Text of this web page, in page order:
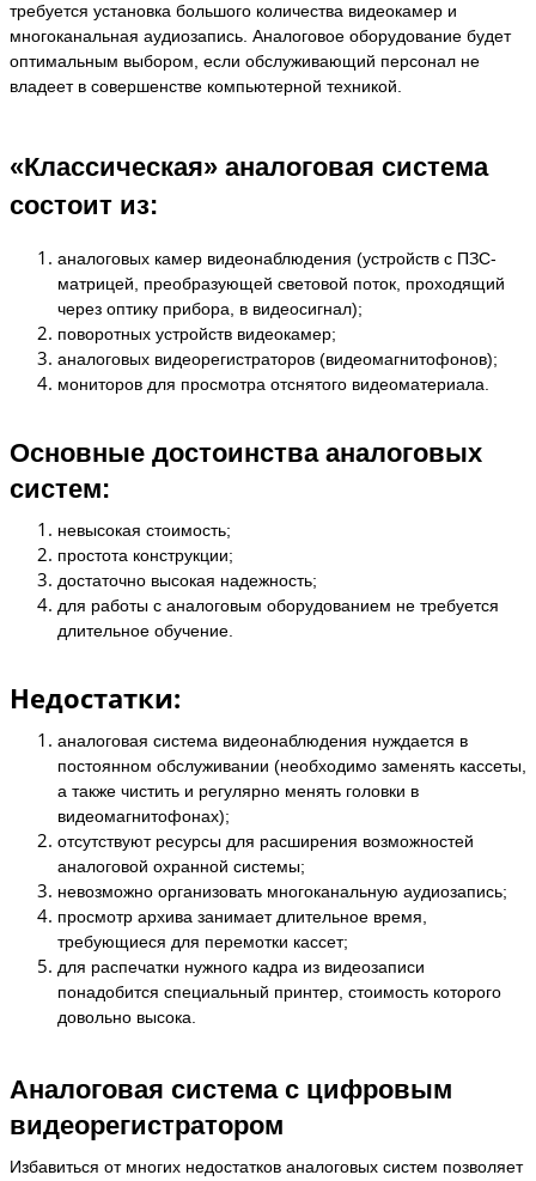
требуется установка большого количества видеокамер и
многоканальная аудиозапись. Аналоговое оборудование будет
оптимальным выбором, если обслуживающий персонал не
владеет в совершенстве компьютерной техникой.
«Классическая» аналоговая система
состоит из:
аналоговых камер видеонаблюдения (устройств с ПЗС-
матрицей, преобразующей световой поток, проходящий
через оптику прибора, в видеосигнал);
поворотных устройств видеокамер;
аналоговых видеорегистраторов (видеомагнитофонов);
мониторов для просмотра отснятого видеоматериала.
Основные достоинства аналоговых
систем:
невысокая стоимость;
простота конструкции;
достаточно высокая надежность;
для работы с аналоговым оборудованием не требуется
длительное обучение.
Недостатки:
аналоговая система видеонаблюдения нуждается в
постоянном обслуживании (необходимо заменять кассеты,
а также чистить и регулярно менять головки в
видеомагнитофонах);
отсутствуют ресурсы для расширения возможностей
аналоговой охранной системы;
невозможно организовать многоканальную аудиозапись;
просмотр архива занимает длительное время,
требующиеся для перемотки кассет;
для распечатки нужного кадра из видеозаписи
понадобится специальный принтер, стоимость которого
довольно высока.
Аналоговая система с цифровым
видеорегистратором
Избавиться от многих недостатков аналоговых систем позволяет